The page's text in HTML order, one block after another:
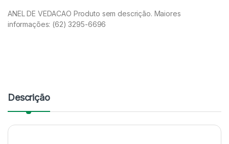
ANEL DE VEDACAO Produto sem descrição. Maiores
informações: (62) 3295-6696
Descrição